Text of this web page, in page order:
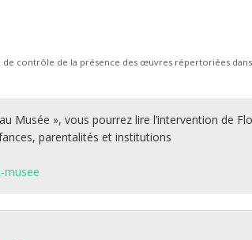
contrôle de la présence des œuvres répertoriées
Musée », vous pourrez lire l’intervention de
parentalités et institutions
musee